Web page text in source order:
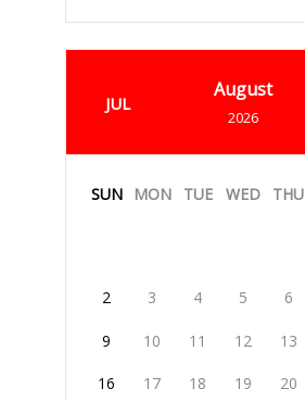
JUL
August
2026
SUN MON TUE WED THU
2 3 4 5 6
9 10 11 12 13
16 17 18 19 20